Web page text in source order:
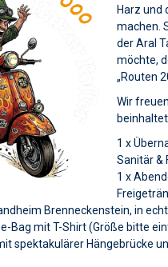
Harz und
machen.
der Aral
möchte,
„Routen
Wir
1 x
Sanitär &
1 x
Brenneckenstein, in
Bag mit T-Shirt (Größe bitte
spektakulärer Hängebrücke